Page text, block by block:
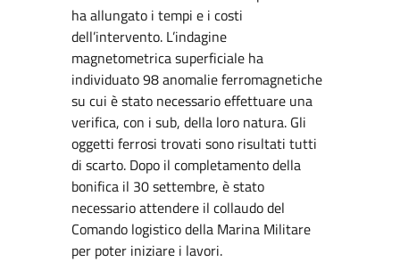
ha allungato i tempi e i costi
dell’intervento. L’indagine
magnetometrica superficiale ha
individuato 98 anomalie ferromagnetiche
su cui è stato necessario effettuare una
verifica, con i sub, della loro natura. Gli
oggetti ferrosi trovati sono risultati tutti
di scarto. Dopo il completamento della
bonifica il 30 settembre, è stato
necessario attendere il collaudo del
Comando logistico della Marina Militare
per poter iniziare i lavori.